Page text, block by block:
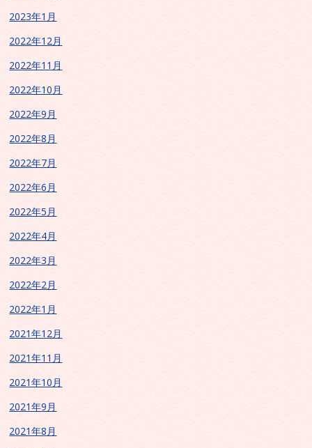
2023年1月
2022年12月
2022年11月
2022年10月
2022年9月
2022年8月
2022年7月
2022年6月
2022年5月
2022年4月
2022年3月
2022年2月
2022年1月
2021年12月
2021年11月
2021年10月
2021年9月
2021年8月